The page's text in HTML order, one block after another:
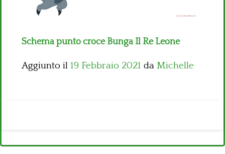
Schema punto croce Bunga Il Re Leone
Aggiunto il 19 Febbraio 2021 da Michelle